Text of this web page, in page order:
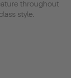
throughout
style.